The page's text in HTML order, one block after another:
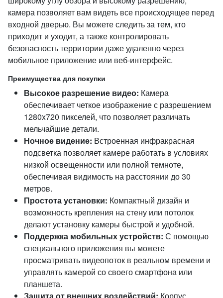
камера позволяет вам видеть все происходящее перед
входной дверью. Вы можете следить за тем, кто
приходит и уходит, а также контролировать
безопасность территории даже удаленно через
мобильное приложение или веб-интерфейс.
Преимущества для покупки
Высокое разрешение видео: Камера
обеспечивает четкое изображение с разрешением
1280x720 пикселей, что позволяет различать
мельчайшие детали.
Ночное видение: Встроенная инфракрасная
подсветка позволяет камере работать в условиях
низкой освещенности или полной темноте,
обеспечивая видимость на расстоянии до 30
метров.
Простота установки: Компактный дизайн и
возможность крепления на стену или потолок
делают установку камеры быстрой и удобной.
Поддержка мобильных устройств: С помощью
специального приложения вы можете
просматривать видеопоток в реальном времени и
управлять камерой со своего смартфона или
планшета.